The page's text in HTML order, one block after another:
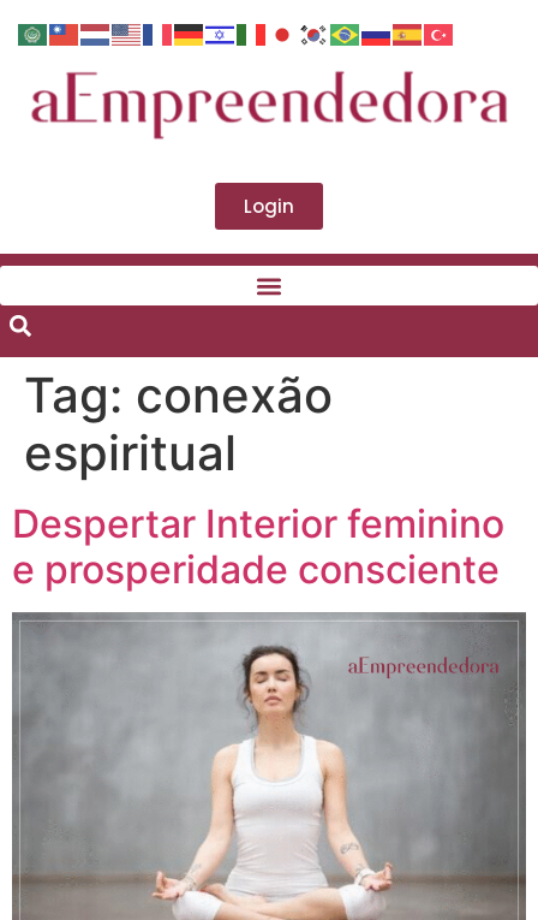
Login
Tag: conexão
espiritual
Despertar Interior feminino
e prosperidade consciente